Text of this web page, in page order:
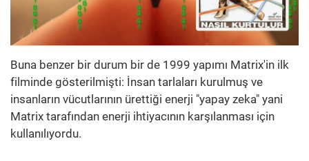
Buna benzer bir durum bir de 1999 yapımı Matrix'in ilk
filminde gösterilmişti: İnsan tarlaları kurulmuş ve
insanların vücutlarının ürettiği enerji "yapay zeka" yani
Matrix tarafından enerji ihtiyacının karşılanması için
kullanılıyordu.